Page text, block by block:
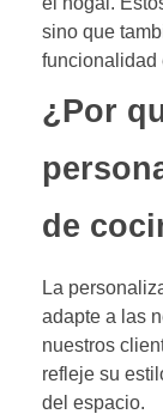
sino que
funcionalidad
¿Por
de
La
adapte a las
nuestros
refleje su
del espacio.